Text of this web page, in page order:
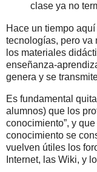
clase ya no
Hace un tiempo
tecnologías, pero va
los materiales
enseñanza-
genera y se
Es fundamental
alumnos) que los
conocimiento”, y
conocimiento se
vuelven útiles los
Internet, las Wiki, y